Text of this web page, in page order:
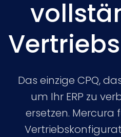
Das einzige CPQ,
um Ihr ERP zu
ersetzen.